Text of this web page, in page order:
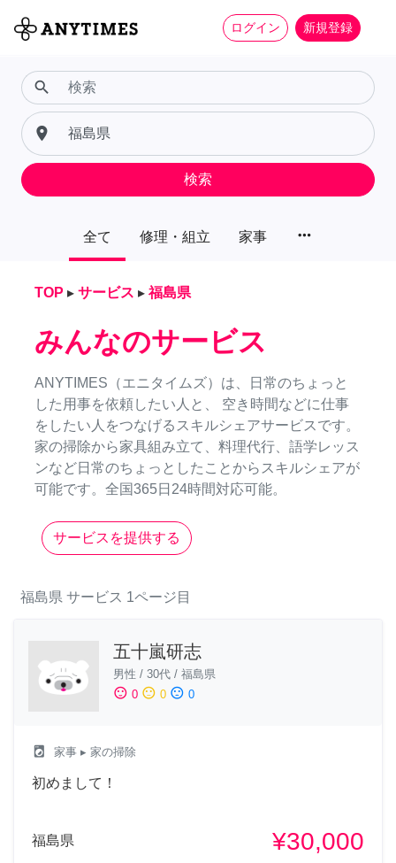
ログイン 新規登録
全て 修理・組立 家事 more_horiz
search
place
検索
TOP ▸ サービス ▸ 福島県
みんなのサービス
ANYTIMES（エニタイムズ）は、日常のちょっと
した用事を依頼したい人と、 空き時間などに仕事
をしたい人をつなげるスキルシェアサービスです。
家の掃除から家具組み立て、料理代行、語学レッス
ンなど日常のちょっとしたことからスキルシェアが
可能です。全国365日24時間対応可能。
サービスを提供する
福島県 サービス 1ページ目
五十嵐研志
男性 / 30代 / 福島県
sentiment_satisfied 0 sentiment_neutral 0 sentiment_dissatisfied 0
local_laundry_service 家事 ▸ 家の掃除
初めまして！
福島県 ¥30,000